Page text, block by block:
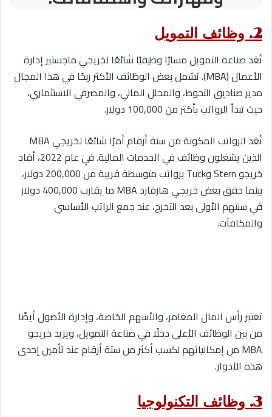
2. وظائف التمويل
تُعَد صناعة التمويل مسارًا وظيفيًا شائعًا لخريجي ماجستير إدارة
الأعمال (MBA). تشمل بعض الوظائف الأكثر ربحًا في هذا المجال
مدير صناديق التحوط، والمحلل المالي، والمصرفي الاستثماري،
حيث تبدأ الرواتب بأكثر من 100,000 دولار.
تُعَد الرواتب المكونة من ستة أرقام أمرًا شائعًا لخريجي MBA
الذين يشغلون وظائف في الخدمات المالية. في عام 2022، أفاد
خريجو Stern وTuck برواتب متوسطة قريبة من 200,000 دولار،
بينما حقق بعض خريجي هارفارد MBA ما يقارب 400,000 دولار
في سنتهم الأولى بعد التخرج، عند جمع الراتب الأساسي
والمكافآت.
تعتبر رأس المال المغامر، والأسهم الخاصة، وإدارة الأصول أيضًا
من بين الوظائف الأعلى دخلًا في صناعة التمويل، ويزيد خريجو
MBA من إمكانياتهم لكسب أكثر من ستة أرقام عند تأمين إحدى
هذه الأدوار.
3. وظائف التكنولوجيا